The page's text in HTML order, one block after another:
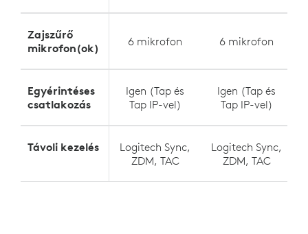
Zajszűrő
mikrofon(ok)
6 mikrofon 6 mikrofon
Egyérintéses
csatlakozás
Igen (Tap és
Tap IP-vel)
Igen (Tap és
Tap IP-vel)
Távoli kezelés
Logitech Sync,
ZDM, TAC
Logitech Sync,
ZDM, TAC